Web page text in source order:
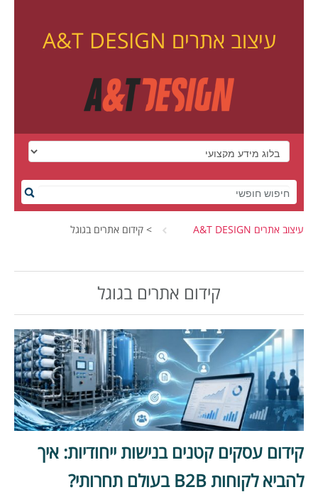
עיצוב אתרים A&T DESIGN
עיצוב אתרים A&T DESIGN > קידום אתרים בגוגל
קידום אתרים בגוגל
קידום עסקים קטנים בנישות ייחודיות: איך
להביא לקוחות B2B בעולם תחרותי?